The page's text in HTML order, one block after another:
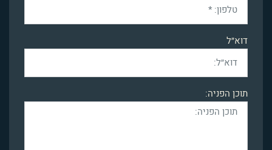
דוא״ל
תוכן הפניה: